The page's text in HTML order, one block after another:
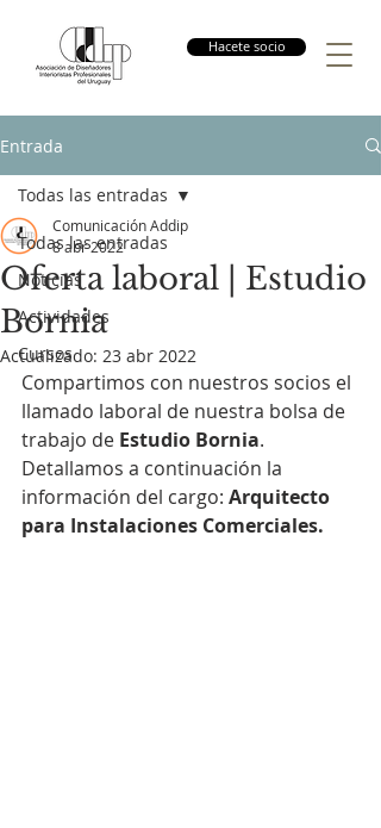
Hacete socio
Entrada
Todas las entradas
Noticias
Actividades
Cursos
Todas las entradas
Oferta laboral | Estudio
Bornia
Comunicación Addip
8 abr 2022
Actualizado: 23 abr 2022
Compartimos con nuestros socios el
llamado laboral de nuestra bolsa de
trabajo de Estudio Bornia.
Detallamos a continuación la
información del cargo: Arquitecto
para Instalaciones Comerciales.